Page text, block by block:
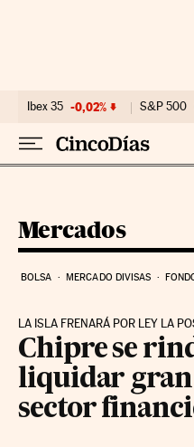
Ibex 35 -0,02% S&P 500
Mercados
BOLSA MERCADO DIVISAS
LA ISLA FRENARÁ POR LEY LA
Chipre se
liquidar gran
sector